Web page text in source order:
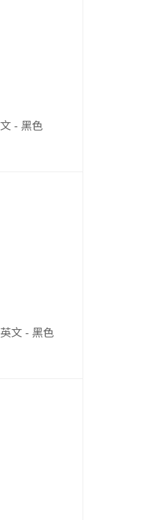
- 黑色
文 - 黑色